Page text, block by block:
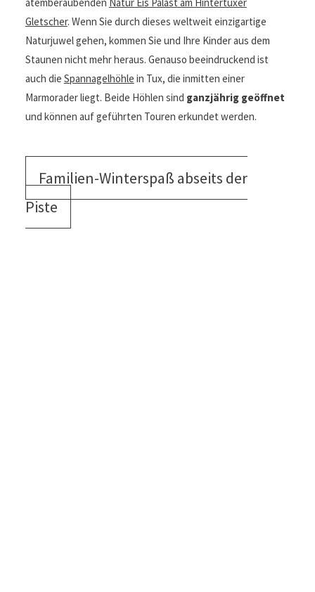
Gletscher. Wenn Sie durch dieses weltweit einzigartige
Naturjuwel gehen, kommen Sie und Ihre Kinder aus dem
Staunen nicht mehr heraus. Genauso beeindruckend ist
auch die Spannagelhöhle in Tux, die inmitten einer
Marmorader liegt. Beide Höhlen sind ganzjährig geöffnet
und können auf geführten Touren erkundet werden.
Familien-Winterspaß abseits der
Piste